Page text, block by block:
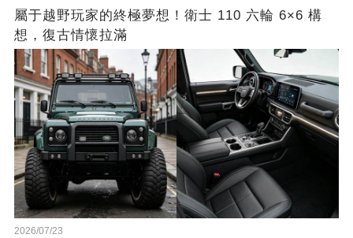
屬于越野玩家的終極夢想！衛士 110 六輪 6×6 構
想，復古情懷拉滿
2026/07/23